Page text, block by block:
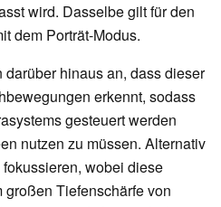
wird. Dasselbe gilt für den
dem Porträt-Modus.
darüber hinaus an, dass dieser
erkennt, sodass
gesteuert werden
nutzen zu müssen. Alternativ
wobei diese
Tiefenschärfe von